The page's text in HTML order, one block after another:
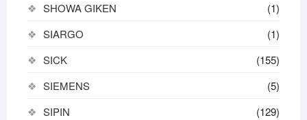
SHOWA GIKEN
(1)
SIARGO
(1)
SICK
(155)
SIEMENS
(5)
SIPIN
(129)